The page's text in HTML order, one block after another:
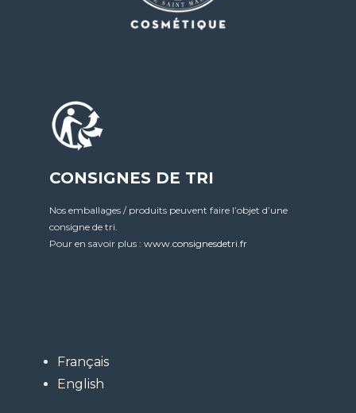
CONSIGNES DE TRI
Nos emballages / produits peuvent faire l’objet d’une
consigne de tri.
Pour en savoir plus :www.consignesdetri.fr
Français
English